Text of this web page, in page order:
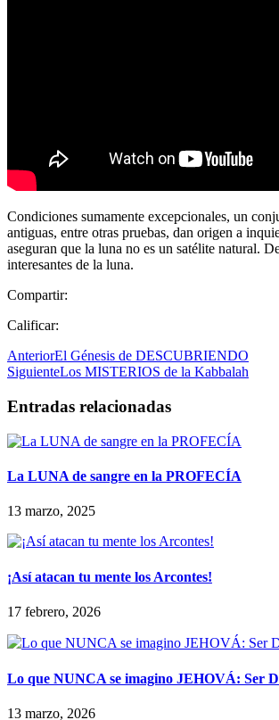
Condiciones sumamente excepcionales, un
antiguas, entre otras pruebas, dan origen a
aseguran que la luna no es un satélite natural.
interesantes de la luna.
Compartir:
Calificar:
AnteriorEl Génesis de DESCUBRIENDO
SiguienteLos MISTERIOS de la Kabbalah
Entradas relacionadas
La LUNA de sangre en la PROFECÍA
13 marzo, 2025
¡Así atacan tu mente los Arcontes!
17 febrero, 2026
Lo que NUNCA se imagino JEHOVÁ: Ser
13 marzo, 2026